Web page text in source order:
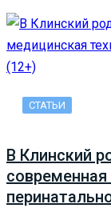
СТАТЬИ
В Клинский